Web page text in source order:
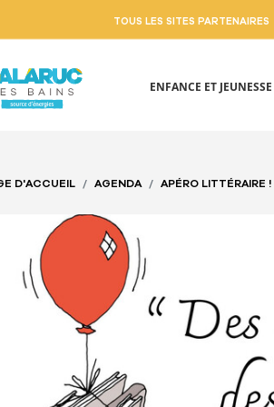
TOUS LES SITES PARTENAIRES
ENFANCE ET JEUNESSE
D'ACCUEIL AGENDA APÉRO LITTÉRAIRE !